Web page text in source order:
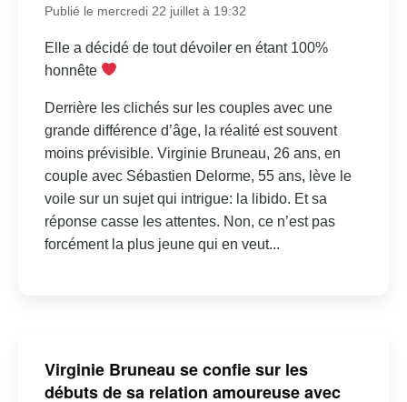
Publié le mercredi 22 juillet à 19:32
Elle a décidé de tout dévoiler en étant 100%
honnête
Derrière les clichés sur les couples avec une
grande différence d’âge, la réalité est souvent
moins prévisible. Virginie Bruneau, 26 ans, en
couple avec Sébastien Delorme, 55 ans, lève le
voile sur un sujet qui intrigue: la libido. Et sa
réponse casse les attentes. Non, ce n’est pas
forcément la plus jeune qui en veut...
Virginie Bruneau se confie sur les
débuts de sa relation amoureuse avec